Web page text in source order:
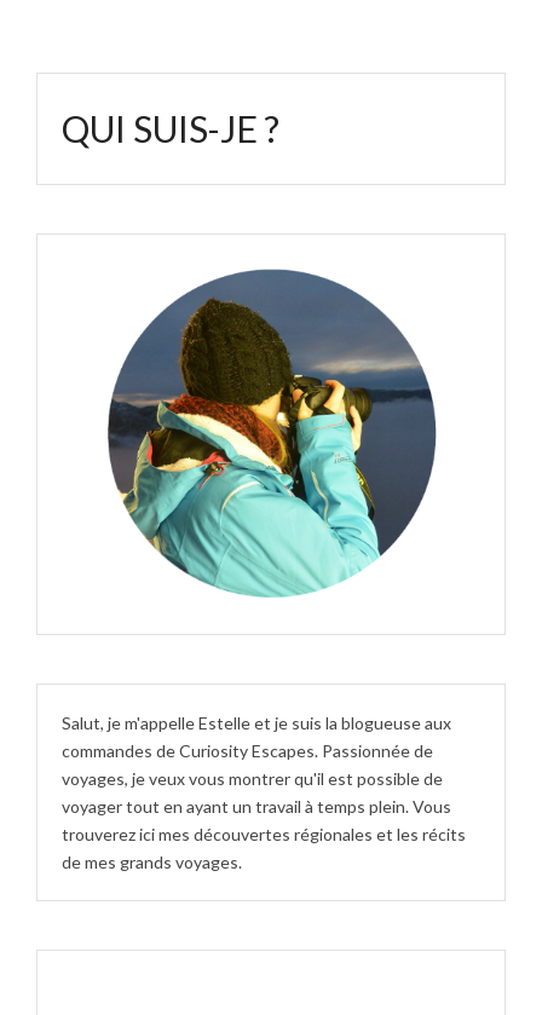
QUI SUIS-JE ?
Salut, je m'appelle Estelle et je suis la blogueuse aux
commandes de Curiosity Escapes. Passionnée de
voyages, je veux vous montrer qu'il est possible de
voyager tout en ayant un travail à temps plein. Vous
trouverez ici mes découvertes régionales et les récits
de mes grands voyages.